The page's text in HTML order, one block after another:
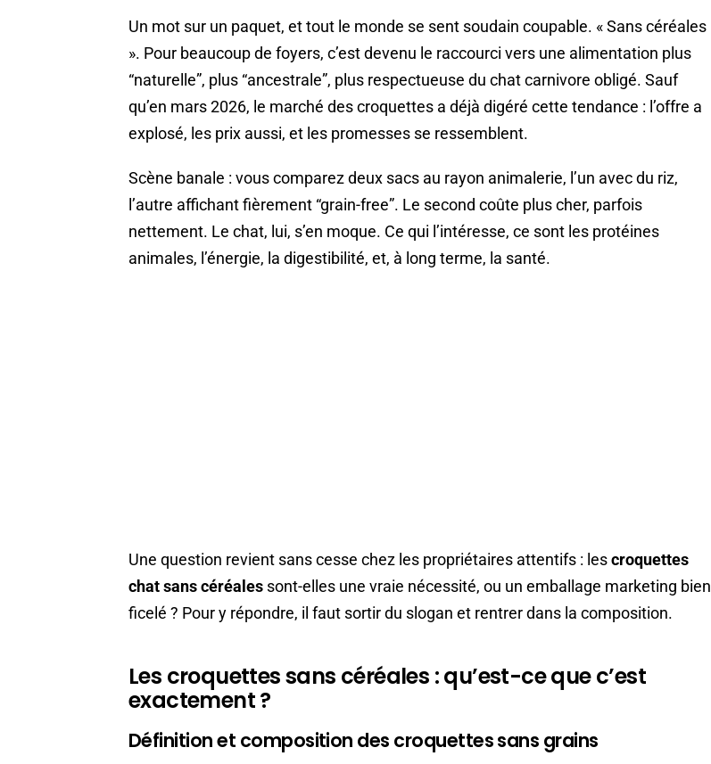
Un mot sur un paquet, et tout le monde se sent soudain coupable. « Sans céréales
». Pour beaucoup de foyers, c’est devenu le raccourci vers une alimentation plus
“naturelle”, plus “ancestrale”, plus respectueuse du chat carnivore obligé. Sauf
qu’en mars 2026, le marché des croquettes a déjà digéré cette tendance : l’offre a
explosé, les prix aussi, et les promesses se ressemblent.
Scène banale : vous comparez deux sacs au rayon animalerie, l’un avec du riz,
l’autre affichant fièrement “grain-free”. Le second coûte plus cher, parfois
nettement. Le chat, lui, s’en moque. Ce qui l’intéresse, ce sont les protéines
animales, l’énergie, la digestibilité, et, à long terme, la santé.
Une question revient sans cesse chez les propriétaires attentifs : lescroquettes
chat sans céréales sont-elles une vraie nécessité, ou un emballage marketing bien
ficelé ? Pour y répondre, il faut sortir du slogan et rentrer dans la composition.
Les croquettes sans céréales : qu’est-ce que c’est
exactement ?
Définition et composition des croquettes sans grains